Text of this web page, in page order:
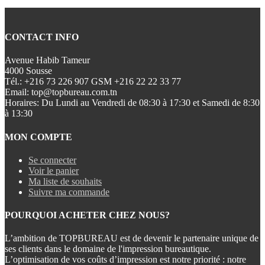
CONTACT INFO
Avenue Habib Tameur
4000 Sousse
Tél.: +216 73 226 907 GSM +216 22 22 33 77
Email: top@topbureau.com.tn
Horaires: Du Lundi au Vendredi de 08:30 à 17:30 et Samedi de 8:30
à 13:30
MON COMPTE
Se connecter
Voir le panier
Ma liste de souhaits
Suivre ma commande
POURQUOI ACHETER CHEZ NOUS?
L’ambition de TOPBUREAU est de devenir le partenaire unique de
ses clients dans le domaine de l'impression bureautique.
L’optimisation de vos coûts d’impression est notre priorité : notre